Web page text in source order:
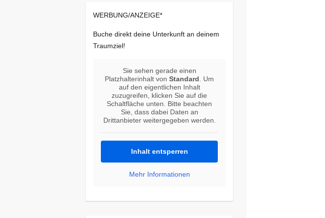
WERBUNG/ANZEIGE*
Buche direkt deine Unterkunft an deinem
Traumziel!
Sie sehen gerade einen
Platzhalterinhalt vonStandard . Um
auf den eigentlichen Inhalt
zuzugreifen, klicken Sie auf die
Schaltfläche unten. Bitte beachten
Sie, dass dabei Daten an
Drittanbieter weitergegeben werden.
Inhalt entsperren
Mehr Informationen